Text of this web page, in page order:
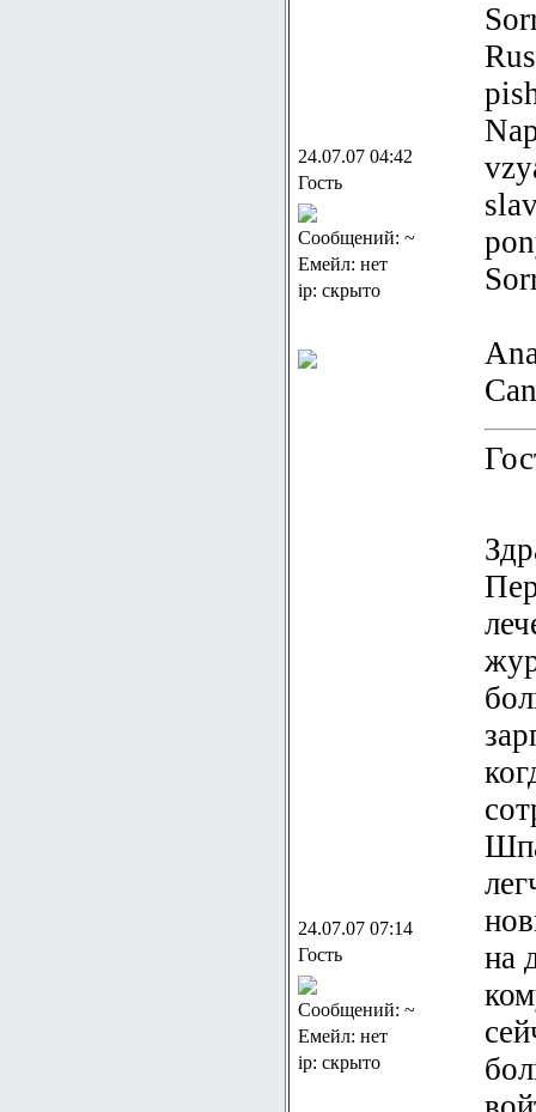
24.07.07 04:42
Гость
Сообщений: ~
Емейл: нет
ip: скрыто
24.07.07 07:14
Гость
Сообщений: ~
Емейл: нет
ip: скрыто
на